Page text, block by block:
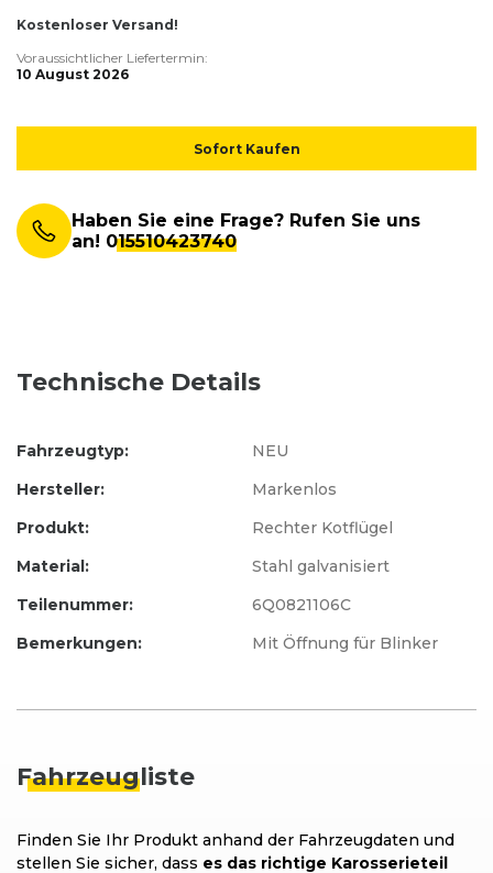
Kostenloser Versand!
Voraussichtlicher Liefertermin:
10 August 2026
Sofort Kaufen
Haben Sie eine Frage? Rufen Sie uns
an! 015510423740
Technische Details
Hersteller:
Markenlos
Produkt:
Rechter Kotflügel
Fahrzeugtyp: NEU
Material:
Stahl galvanisiert
Teilenummer:
6Q0821106C
Bemerkungen:
Mit Öffnung für Blinker
Fahrzeugliste
Finden Sie Ihr Produkt anhand der Fahrzeugdaten und
stellen Sie sicher, dass es das richtige Karosserieteil